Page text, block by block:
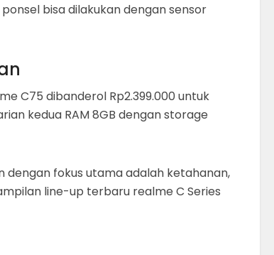
bisa dilakukan dengan sensor
C75 dibanderol Rp2.399.000 untuk
kedua RAM 8GB dengan storage
dengan fokus utama adalah ketahanan,
line-up terbaru realme C Series